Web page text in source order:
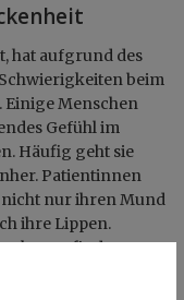
hat aufgrund des
beim
Einige Menschen
Gefühl im
Häufig geht sie
Patientinnen
nur ihren Mund
ihre Lippen.
oder metallischer